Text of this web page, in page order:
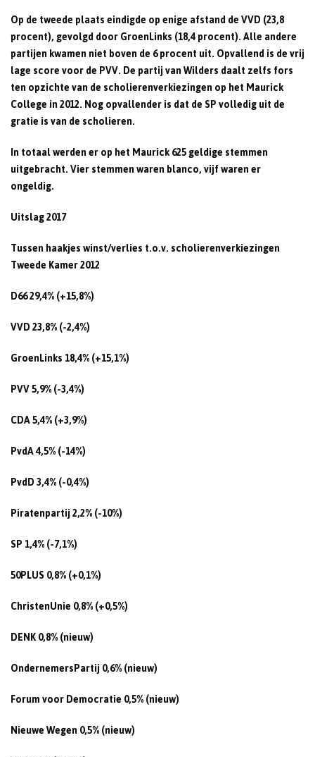
Op de tweede plaats eindigde op enige afstand de VVD (23,8
procent), gevolgd door GroenLinks (18,4 procent). Alle andere
partijen kwamen niet boven de 6 procent uit. Opvallend is de vrij
lage score voor de PVV. De partij van Wilders daalt zelfs fors
ten opzichte van de scholierenverkiezingen op het Maurick
College in 2012. Nog opvallender is dat de SP volledig uit de
gratie is van de scholieren.
In totaal werden er op het Maurick 625 geldige stemmen
uitgebracht. Vier stemmen waren blanco, vijf waren er
ongeldig.
Uitslag 2017
Tussen haakjes winst/verlies t.o.v. scholierenverkiezingen
Tweede Kamer 2012
D66 29,4% (+15,8%)
VVD 23,8% (-2,4%)
GroenLinks 18,4% (+15,1%)
PVV 5,9% (-3,4%)
CDA 5,4% (+3,9%)
PvdA 4,5% (-14%)
PvdD 3,4% (-0,4%)
Piratenpartij 2,2% (-10%)
SP 1,4% (-7,1%)
50PLUS 0,8% (+0,1%)
ChristenUnie 0,8% (+0,5%)
DENK 0,8% (nieuw)
OndernemersPartij 0,6% (nieuw)
Forum voor Democratie 0,5% (nieuw)
Nieuwe Wegen 0,5% (nieuw)